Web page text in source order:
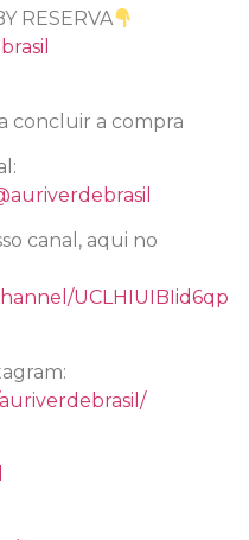
RESERVA
concluir a compra
canal, aqui no
UCLHIUIBIid6qp